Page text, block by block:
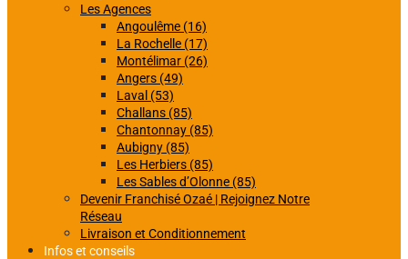
Les Agences
Angoulême (16)
La Rochelle (17)
Montélimar (26)
Angers (49)
Laval (53)
Challans (85)
Chantonnay (85)
Aubigny (85)
Les Herbiers (85)
Les Sables d’Olonne (85)
Devenir Franchisé Ozaé | Rejoignez Notre
Réseau
Livraison et Conditionnement
Infos et conseils